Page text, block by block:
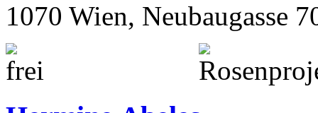
1070 Wien, Neubaugasse